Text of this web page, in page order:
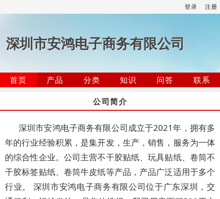
登录 注册
深圳市安鸿电子商务有限公司
首页 产品 分类 知识 问答
联系
公司简介
深圳市安鸿电子商务有限公司成立于2021年，拥有多
年的行业经验积累，是集开发，生产，销售，服务为一体
的综合性企业。公司主营不干胶贴纸、玩具贴纸、卷筒不
干胶标签贴纸、卷筒牛皮纸等产品，产品广泛适用于多个
行业。 深圳市安鸿电子商务有限公司位于广东深圳，交